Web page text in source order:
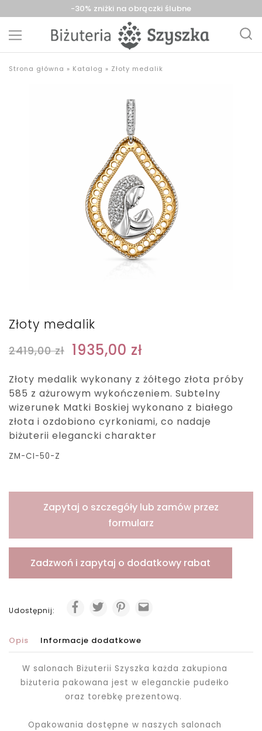
-30% zniżki na obrączki ślubne
Szyszka
z
Strona główna » Katalog » Złoty medalik
Złoty medalik
2419,00zł 1935,00 zł
Złoty medalik wykonany z żółtego złota próby
585 z ażurowym wykończeniem. Subtelny
wizerunek Matki Boskiej wykonano z białego
złota i ozdobiono cyrkoniami, co nadaje
biżuterii elegancki charakter
ZM-CI-50-Z
Zapytaj o szczegóły lub zamów przez
formularz
Zadzwoń i zapytaj o dodatkowy rabat
Udostępnij:
Opis Informacje dodatkowe
W salonach Biżuterii Szyszka każda zakupiona
biżuteria pakowana jestw eleganckie pudełko
oraz torebkę prezentową.
Opakowania dostępne w naszych salonach